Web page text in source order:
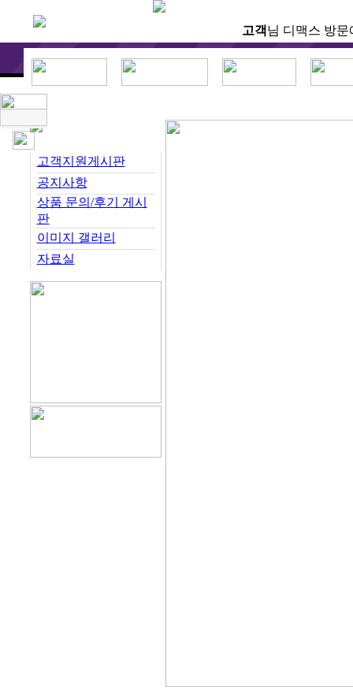
고객님 디맥스 방
고객지원게시판
공지사항
상품 문의/후기 게시
판
이미지 갤러리
자료실